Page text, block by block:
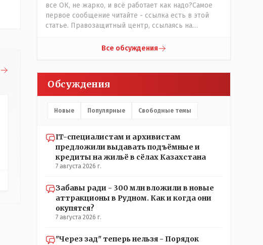
все ОК, не жарко, и всё работает как надо?Самое
первое сообщение читайте - ссылка есть в этой
статье. Правозащитный центр, ссылаясь на
чате, которые прислали ему в виде
времени их установили только в помещениях,
предназначенных для административно-
управленческого персонала. И Также в каждой
группе установлены кондиционеры, питьевой и
контроль, учитывая погодные условия в это лето.
Мы решили. что это - противоречие. Вы считаете
иначе?
Все обсуждения
Обсуждения
Новые Популярные Свободные темы
IT-специалистам и архивистам
предложили выдавать подъёмные и
кредиты на жильё в сёлах Казахстана
7 августа 2026 г.
Забавы ради - 300 млн вложили в новые
аттракционы в Рудном. Как и когда они
окупятся?
7 августа 2026 г.
"Через зад" теперь нельзя - Порядок